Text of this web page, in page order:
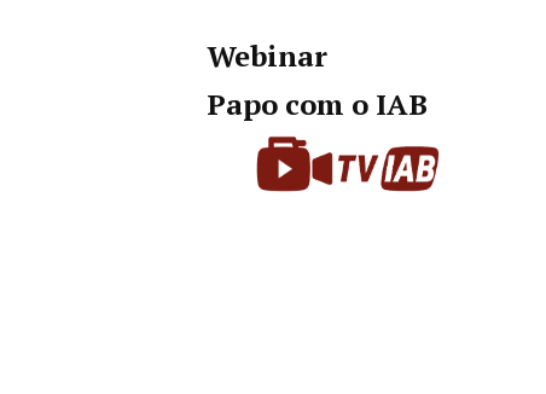
Webinar
Papo com o IAB